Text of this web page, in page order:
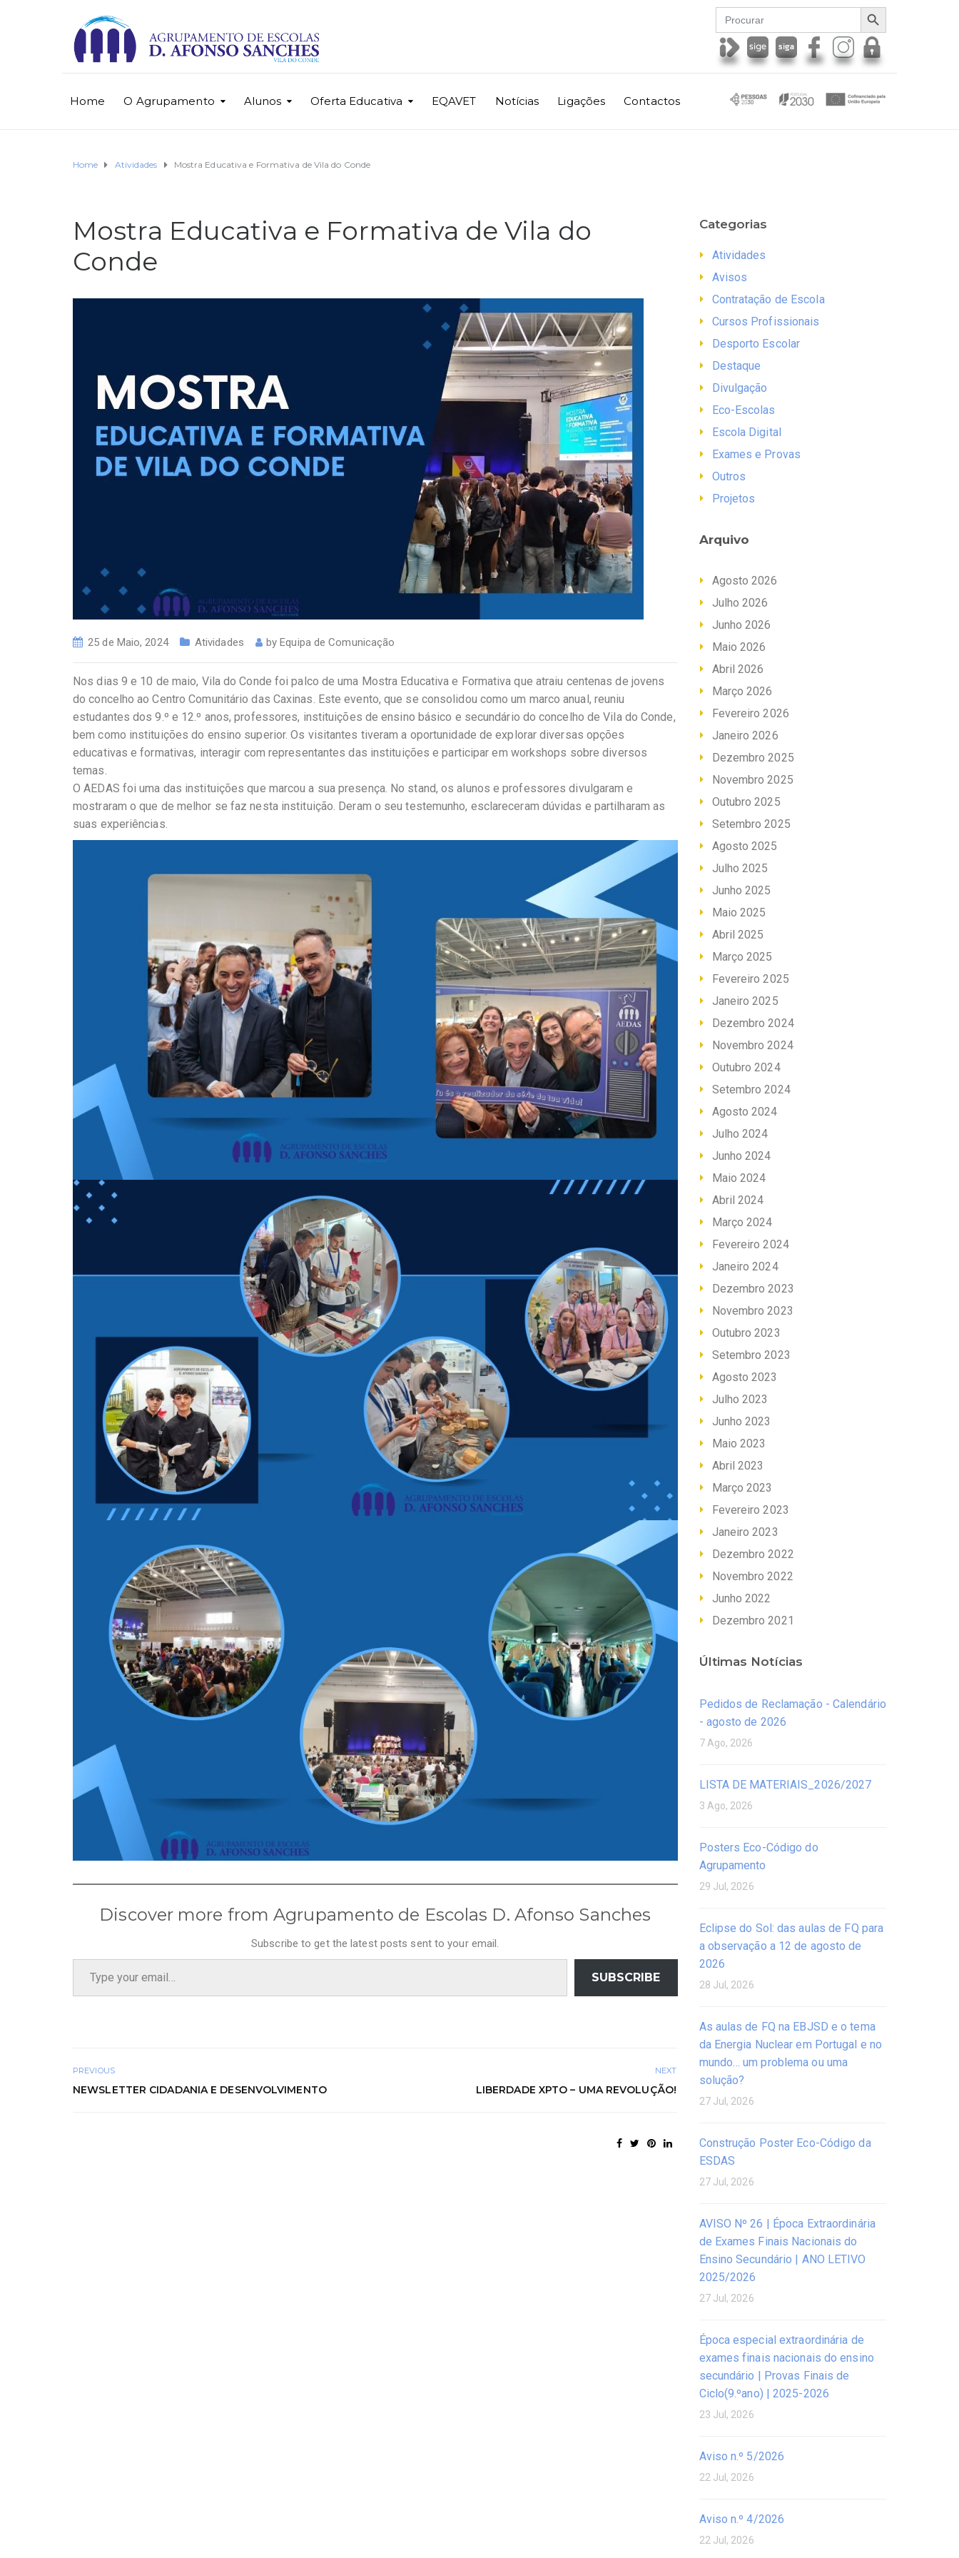
Search
for:
SEARCH BUTTON
Home O Agrupamento Alunos Oferta Educativa EQAVET Notícias Ligações Contactos
Home Atividades Mostra Educativa e Formativa de Vila do Conde
Mostra Educativa e Formativa de Vila do
Conde
25 de Maio, 2024 Atividades byEquipa de Comunicação
Nos dias 9 e 10 de maio, Vila do Conde foi palco de uma Mostra Educativa e Formativa que atraiu centenas de jovens
do concelho ao Centro Comunitário das Caxinas. Este evento, que se consolidou como um marco anual, reuniu
estudantes dos 9.º e 12.º anos, professores, instituições de ensino básico e secundário do concelho de Vila do Conde,
bem como instituições do ensino superior. Os visitantes tiveram a oportunidade de explorar diversas opções
educativas e formativas, interagir com representantes das instituições e participar em workshops sobre diversos
temas.
O AEDAS foi uma das instituições que marcou a sua presença. No stand, os alunos e professores divulgaram e
mostraram o que de melhor se faz nesta instituição. Deram o seu testemunho, esclareceram dúvidas e partilharam as
suas experiências.
Discover more from Agrupamento de Escolas D. Afonso Sanches
Subscribe to get the latest posts sent to your email.
Type your email…
SUBSCRIBE
PREVIOUS
NEWSLETTER CIDADANIA E DESENVOLVIMENTO
NEXT
LIBERDADE XPTO – UMA REVOLUÇÃO!
Categorias
Atividades
Avisos
Contratação de Escola
Cursos Profissionais
Desporto Escolar
Destaque
Divulgação
Eco-Escolas
Escola Digital
Exames e Provas
Outros
Projetos
Arquivo
Agosto 2026
Julho 2026
Junho 2026
Maio 2026
Abril 2026
Março 2026
Fevereiro 2026
Janeiro 2026
Dezembro 2025
Novembro 2025
Outubro 2025
Setembro 2025
Agosto 2025
Julho 2025
Junho 2025
Maio 2025
Abril 2025
Março 2025
Fevereiro 2025
Janeiro 2025
Dezembro 2024
Novembro 2024
Outubro 2024
Setembro 2024
Agosto 2024
Julho 2024
Junho 2024
Maio 2024
Abril 2024
Março 2024
Fevereiro 2024
Janeiro 2024
Dezembro 2023
Novembro 2023
Outubro 2023
Setembro 2023
Agosto 2023
Julho 2023
Junho 2023
Maio 2023
Abril 2023
Março 2023
Fevereiro 2023
Janeiro 2023
Dezembro 2022
Novembro 2022
Junho 2022
Dezembro 2021
Últimas Notícias
Pedidos de Reclamação - Calendário
- agosto de 2026
7 Ago, 2026
LISTA DE MATERIAIS_2026/2027
3 Ago, 2026
Posters Eco-Código do
Agrupamento
29 Jul, 2026
Eclipse do Sol: das aulas de FQ para
a observação a 12 de agosto de
2026
28 Jul, 2026
As aulas de FQ na EBJSD e o tema
da Energia Nuclear em Portugal e no
mundo… um problema ou uma
solução?
27 Jul, 2026
Construção Poster Eco-Código da
ESDAS
27 Jul, 2026
AVISO Nº 26 | Época Extraordinária
de Exames Finais Nacionais do
Ensino Secundário | ANO LETIVO
2025/2026
27 Jul, 2026
Época especial extraordinária de
exames finais nacionais do ensino
secundário | Provas Finais de
Ciclo(9.ºano) | 2025-2026
23 Jul, 2026
Aviso n.º 5/2026
22 Jul, 2026
Aviso n.º 4/2026
22 Jul, 2026